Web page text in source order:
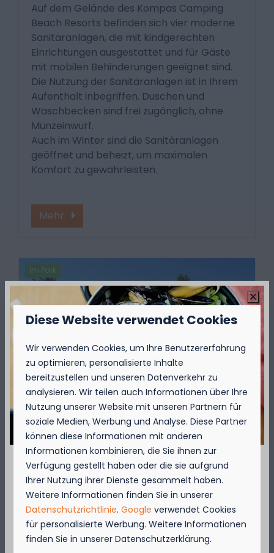
Auf dem Gelände des Kompas Camping
Beach Resorts befinden sich vier moderne
Sanitäranlagen, die mit kindgerechten
Einrichtungen ausgestattet und für Gäste
mit mobilen Behinderungen geeignet sind.
Die Nutzung der Sanitäranlagen ist in Ihrem
Aufenthalt inbegriffen. Duschen und
Waschbecken sind frei zugänglich, ohne
Münzeinwurf.
Auch im Winter sind die Sanitäranlagen
geöffnet und beheizt, um maximalen
Komfort zu gewährleisten.
Mehr
Im Park
Schön und aktiv
In den Ferien kommen Kinder und
Sportbegeisterte nicht zu kurz! Auf dem
Campingplatz finden Sie viele Einrichtungen
für einen aktiven Urlaub. Kommen Sie und
entdecken Sie!
Mehr
September = Muschelmonat!
Genießen Sie vom 1. bis zum 29. September 50
% Rabatt auf den Preis für Muscheln für 2
Personen!
Diese Website verwendet Cookies
Wir verwenden Cookies, um Ihre Benutzererfahrung
zu optimieren, personalisierte Inhalte
bereitzustellen und unseren Datenverkehr zu
analysieren. Wir teilen auch Informationen über Ihre
Nutzung unserer Website mit unseren Partnern für
soziale Medien, Werbung und Analyse. Diese Partner
können diese Informationen mit anderen
Informationen kombinieren, die Sie ihnen zur
Verfügung gestellt haben oder die sie aufgrund
Ihrer Nutzung ihrer Dienste gesammelt haben.
Weitere Informationen finden Sie in unserer
Datenschutzrichtlinie.Google verwendet Cookies
für personalisierte Werbung. Weitere Informationen
finden Sie in unserer Datenschutzerklärung.